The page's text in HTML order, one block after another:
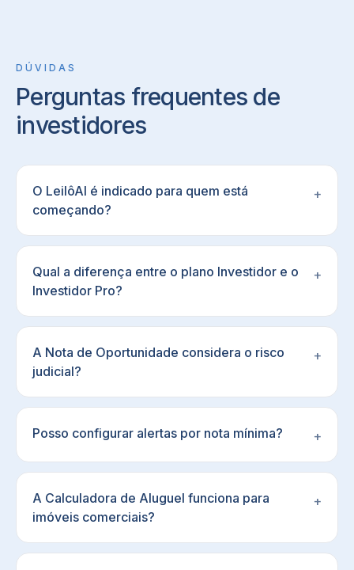
DÚVIDAS
Perguntas frequentes de
investidores
O LeilôAI é indicado para quem está
começando?
+
Qual a diferença entre o plano Investidor e o
Investidor Pro?
+
A Nota de Oportunidade considera o risco
judicial?
+
Posso configurar alertas por nota mínima? +
A Calculadora de Aluguel funciona para
imóveis comerciais?
+